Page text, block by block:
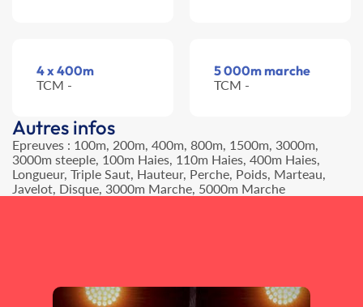
4 x 400m
TCM -
5 000m marche
TCM -
Autres infos
Epreuves : 100m, 200m, 400m, 800m, 1500m, 3000m,
3000m steeple, 100m Haies, 110m Haies, 400m Haies,
Longueur, Triple Saut, Hauteur, Perche, Poids, Marteau,
Javelot, Disque, 3000m Marche, 5000m Marche